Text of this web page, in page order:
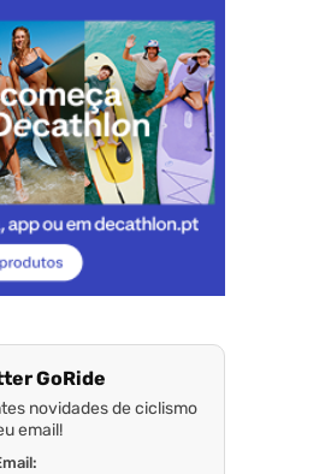
GoRide
novidades de ciclismo
email!